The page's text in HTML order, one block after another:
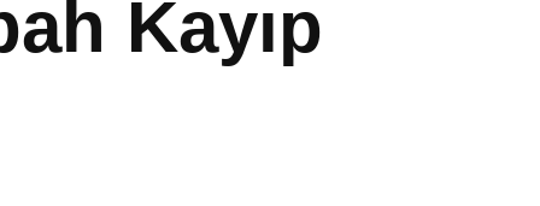
Kayıp